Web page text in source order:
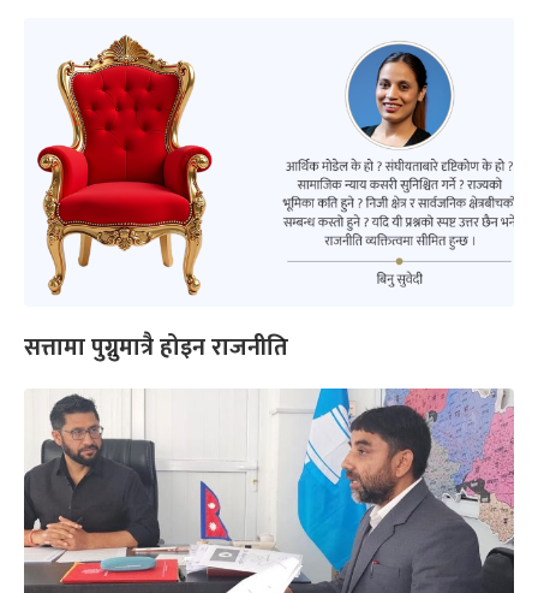
सत्तामा पुग्नुमात्रै होइन राजनीति